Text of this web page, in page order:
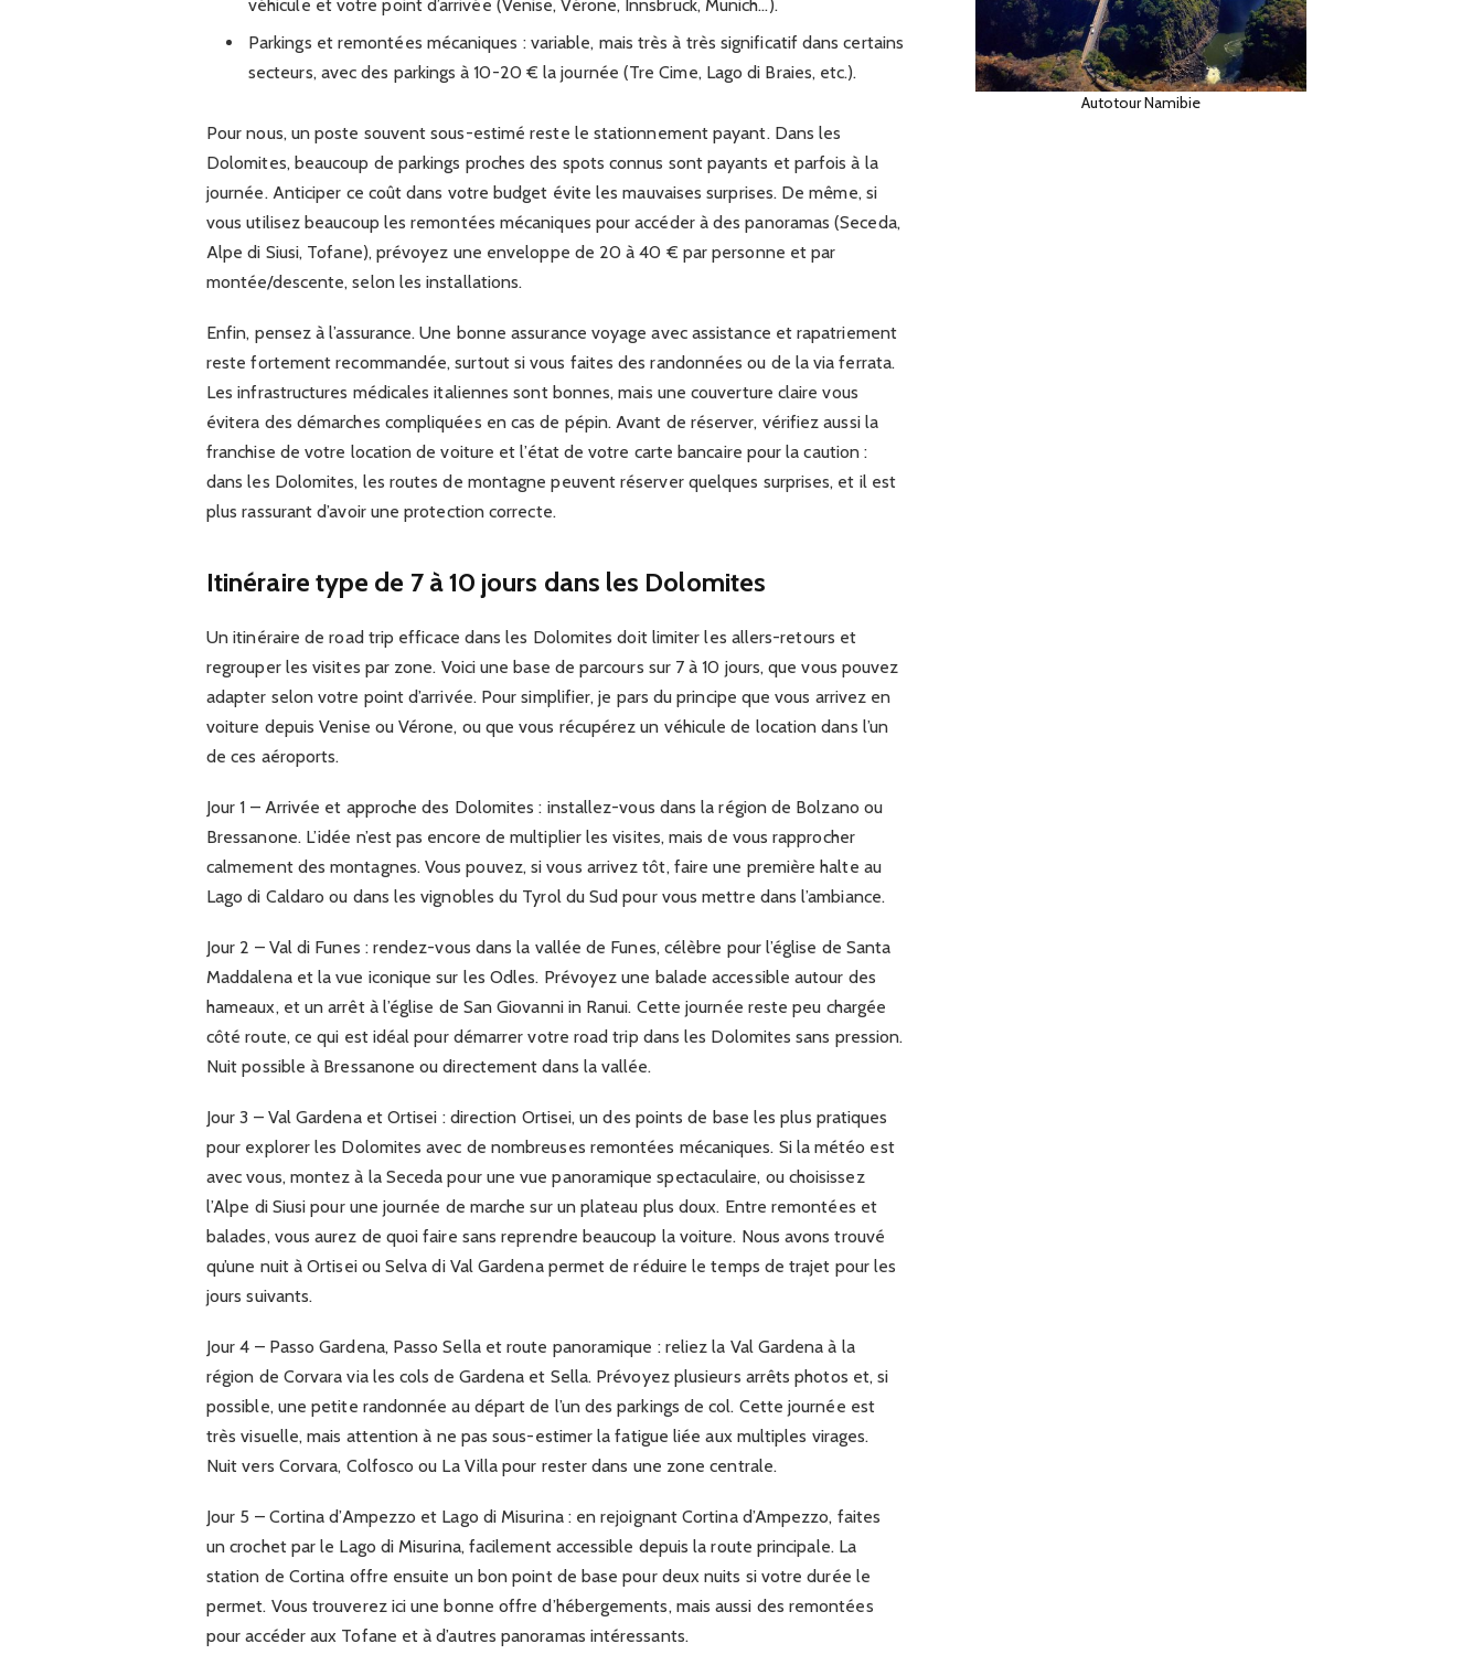
véhicule et votre point d’arrivée (Venise, Vérone, Innsbruck, Munich…).
Parkings et remontées mécaniques : variable, mais très à très significatif dans certains
secteurs, avec des parkings à 10-20 € la journée (Tre Cime, Lago di Braies, etc.).
Pour nous, un poste souvent sous-estimé reste le stationnement payant. Dans les
Dolomites, beaucoup de parkings proches des spots connus sont payants et parfois à la
journée. Anticiper ce coût dans votre budget évite les mauvaises surprises. De même, si
vous utilisez beaucoup les remontées mécaniques pour accéder à des panoramas (Seceda,
Alpe di Siusi, Tofane), prévoyez une enveloppe de 20 à 40 € par personne et par
montée/descente, selon les installations.
Enfin, pensez à l’assurance. Une bonne assurance voyage avec assistance et rapatriement
reste fortement recommandée, surtout si vous faites des randonnées ou de la via ferrata.
Les infrastructures médicales italiennes sont bonnes, mais une couverture claire vous
évitera des démarches compliquées en cas de pépin. Avant de réserver, vérifiez aussi la
franchise de votre location de voiture et l’état de votre carte bancaire pour la caution :
dans les Dolomites, les routes de montagne peuvent réserver quelques surprises, et il est
plus rassurant d’avoir une protection correcte.
Itinéraire type de 7 à 10 jours dans les Dolomites
Un itinéraire de road trip efficace dans les Dolomites doit limiter les allers-retours et
regrouper les visites par zone. Voici une base de parcours sur 7 à 10 jours, que vous pouvez
adapter selon votre point d’arrivée. Pour simplifier, je pars du principe que vous arrivez en
voiture depuis Venise ou Vérone, ou que vous récupérez un véhicule de location dans l’un
de ces aéroports.
Jour 1 – Arrivée et approche des Dolomites : installez-vous dans la région de Bolzano ou
Bressanone. L’idée n’est pas encore de multiplier les visites, mais de vous rapprocher
calmement des montagnes. Vous pouvez, si vous arrivez tôt, faire une première halte au
Lago di Caldaro ou dans les vignobles du Tyrol du Sud pour vous mettre dans l’ambiance.
Jour 2 – Val di Funes : rendez-vous dans la vallée de Funes, célèbre pour l’église de Santa
Maddalena et la vue iconique sur les Odles. Prévoyez une balade accessible autour des
hameaux, et un arrêt à l’église de San Giovanni in Ranui. Cette journée reste peu chargée
côté route, ce qui est idéal pour démarrer votre road trip dans les Dolomites sans pression.
Nuit possible à Bressanone ou directement dans la vallée.
Jour 3 – Val Gardena et Ortisei : direction Ortisei, un des points de base les plus pratiques
pour explorer les Dolomites avec de nombreuses remontées mécaniques. Si la météo est
avec vous, montez à la Seceda pour une vue panoramique spectaculaire, ou choisissez
l’Alpe di Siusi pour une journée de marche sur un plateau plus doux. Entre remontées et
balades, vous aurez de quoi faire sans reprendre beaucoup la voiture. Nous avons trouvé
qu’une nuit à Ortisei ou Selva di Val Gardena permet de réduire le temps de trajet pour les
jours suivants.
Jour 4 – Passo Gardena, Passo Sella et route panoramique : reliez la Val Gardena à la
région de Corvara via les cols de Gardena et Sella. Prévoyez plusieurs arrêts photos et, si
possible, une petite randonnée au départ de l’un des parkings de col. Cette journée est
très visuelle, mais attention à ne pas sous-estimer la fatigue liée aux multiples virages.
Nuit vers Corvara, Colfosco ou La Villa pour rester dans une zone centrale.
Jour 5 – Cortina d’Ampezzo et Lago di Misurina : en rejoignant Cortina d’Ampezzo, faites
un crochet par le Lago di Misurina, facilement accessible depuis la route principale. La
station de Cortina offre ensuite un bon point de base pour deux nuits si votre durée le
permet. Vous trouverez ici une bonne offre d’hébergements, mais aussi des remontées
pour accéder aux Tofane et à d’autres panoramas intéressants.
Autotour Namibie